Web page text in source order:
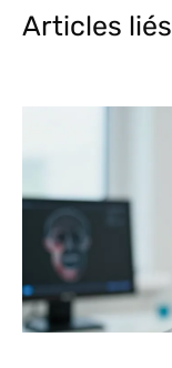
Articles liés